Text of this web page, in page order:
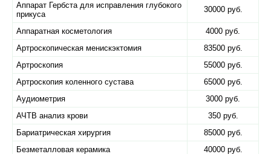
Аппарат Гербста для исправления глубокого
прикуса
30000 руб.
Аппаратная косметология
4000 руб.
Артроскопическая менискэктомия
83500 руб.
Артроскопия
55000 руб.
Артроскопия коленного сустава
65000 руб.
Аудиометрия
3000 руб.
АЧТВ анализ крови
350 руб.
Бариатрическая хирургия
85000 руб.
Безметалловая керамика
40000 руб.